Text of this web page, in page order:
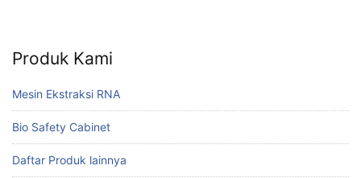
Produk Kami
Mesin Ekstraksi RNA
Bio Safety Cabinet
Daftar Produk lainnya